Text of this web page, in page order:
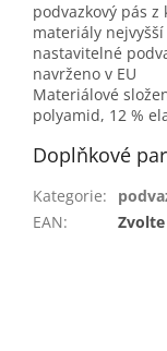
podvazkový pás z
materiály
nastavitelné
navrženo v EU
Materiálové
polyamid, 12 %
Doplňkové
Kategorie:
EAN: